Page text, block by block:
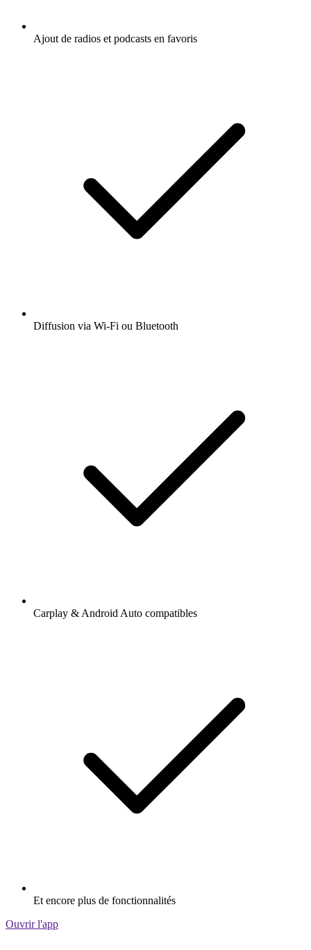
Ajout de radios et podcasts en favoris
Diffusion via Wi-Fi ou Bluetooth
Carplay & Android Auto compatibles
Et encore plus de fonctionnalités
Ouvrir l'app